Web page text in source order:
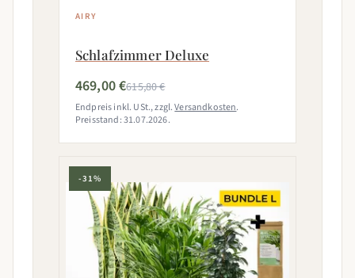
AIRY
Schlafzimmer Deluxe
469,00 €615,80 €
Endpreis inkl. USt., zzgl.Versandkosten.
Preisstand: 31.07.2026.
-31%